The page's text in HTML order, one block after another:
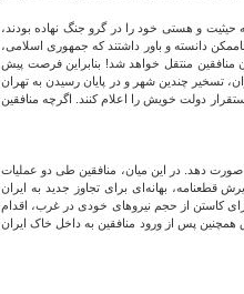
حیثیت و هستی خود را در گرو جنگ نهاده بودند،
دانسته و باور داشتند که جمهوری اسلامی،
منتقل خواهد شد! بنابراین فرصت پیش
تسخیر چندین شهر و در پایان رسیدن به تهران
و ساعت 20:00 به اسلام آباد و 22:00 به کرمانشاه رسیده و در این شهر، استقرار دولت خویش را اعلام کنند. اگرچه منافقین
دهد. در این میان، منافقین طی دو عملیات
قطعنامه، بهانه‌ای برای تجاوز جدید به ایران
کاستن از حجم نیروهای خودی در غرب، اقدام
پس از ورود منافقین به داخل خاک ایران